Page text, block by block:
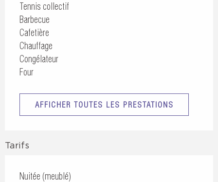
Tennis collectif
Barbecue
Cafetière
Chauffage
Congélateur
Four
AFFICHER TOUTES LES PRESTATIONS
Tarifs
Nuitée (meublé)